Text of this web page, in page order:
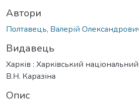
Автори
Полтавець, Валерій
Видавець
Харків : Харківський національний
В.Н. Каразіна
Опис